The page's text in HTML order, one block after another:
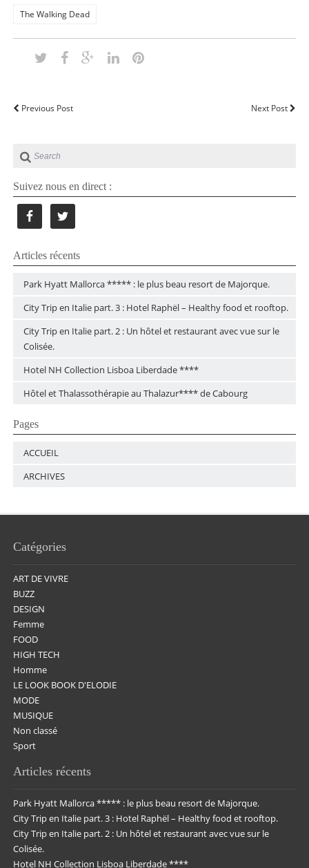
The Walking Dead
Previous Post Next Post
Suivez nous en direct :
Articles récents
Park Hyatt Mallorca ***** : le plus beau resort de Majorque.
City Trip en Italie part. 3 : Hotel Raphël – Healthy food et rooftop.
City Trip en Italie part. 2 : Un hôtel et restaurant avec vue sur le
Colisée.
Hotel NH Collection Lisboa Liberdade ****
Hôtel et Thalassothérapie au Thalazur**** de Cabourg
Pages
ACCUEIL
ARCHIVES
Catégories
ART DE VIVRE
BUZZ
DESIGN
Femme
FOOD
HIGH TECH
Homme
LE LOOK BOOK D'ELODIE
MODE
MUSIQUE
Non classé
Sport
Articles récents
Park Hyatt Mallorca ***** : le plus beau resort de Majorque.
City Trip en Italie part. 3 : Hotel Raphël – Healthy food et rooftop.
City Trip en Italie part. 2 : Un hôtel et restaurant avec vue sur le
Colisée.
Hotel NH Collection Lisboa Liberdade ****